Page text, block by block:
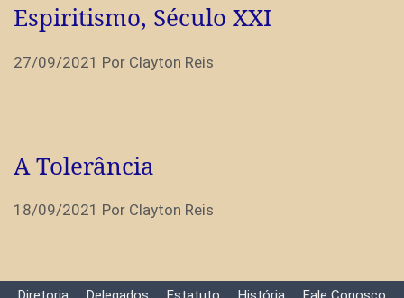
Espiritismo, Século XXI
27/09/2021 Por Clayton Reis
A Tolerância
18/09/2021 Por Clayton Reis